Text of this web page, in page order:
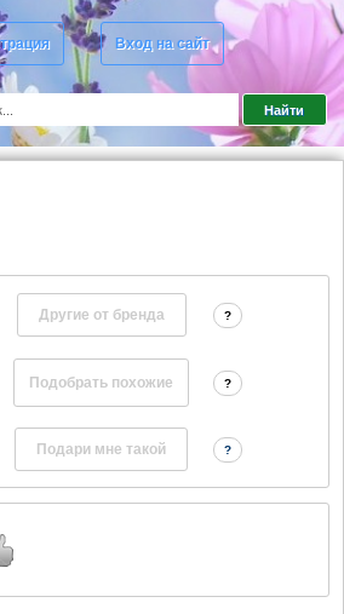
Вход на сайт
Другие от бренда ?
?
?